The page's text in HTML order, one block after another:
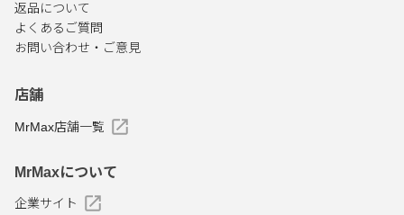
返品について
よくあるご質問
お問い合わせ・ご意見
店舗
MrMax店舗一覧
MrMaxについて
企業サイト